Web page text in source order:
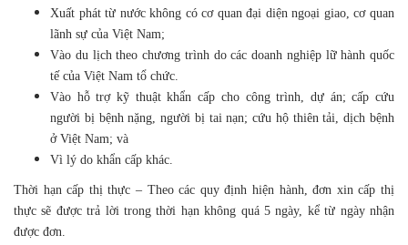
Xuất phát từ nước không có cơ quan đại diện ngoại giao, cơ quan
lãnh sự của Việt Nam;
Vào du lịch theo chương trình do các doanh nghiệp lữ hành quốc
tế của Việt Nam tổ chức.
Vào hỗ trợ kỹ thuật khẩn cấp cho công trình, dự án; cấp cứu
người bị bệnh nặng, người bị tai nạn; cứu hộ thiên tải, dịch bệnh
ở Việt Nam; và
Vì lý do khẩn cấp khác.
Thời hạn cấp thị thực – Theo các quy định hiện hành, đơn xin cấp thị
thực sẽ được trả lời trong thời hạn không quá 5 ngày, kể từ ngày nhận
được đơn.